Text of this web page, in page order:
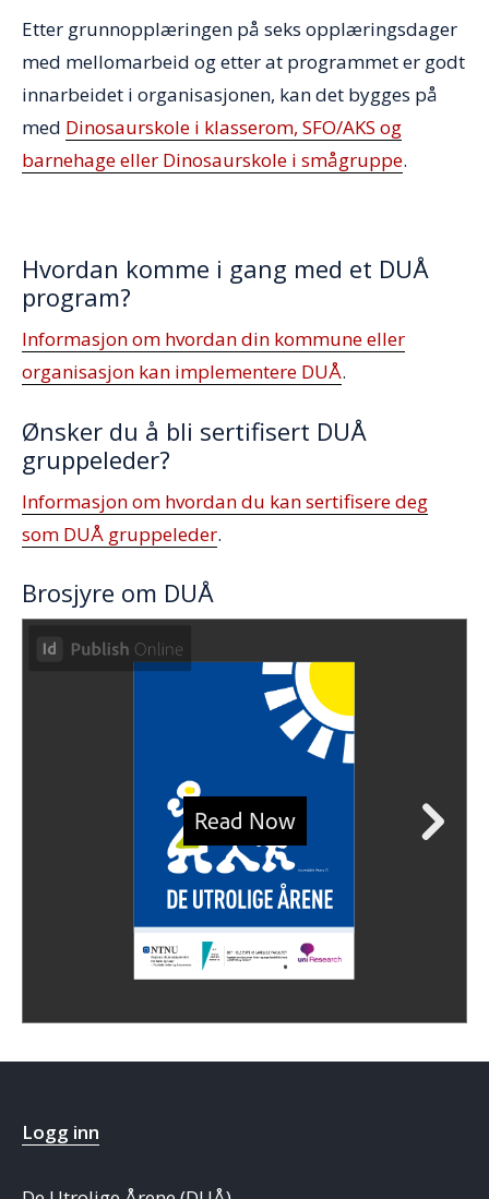
Etter grunnopplæringen på seks opplæringsdager
med mellomarbeid og etter at programmet er godt
innarbeidet i organisasjonen, kan det bygges på
med Dinosaurskole i klasserom, SFO/AKS og
barnehage eller Dinosaurskole i smågruppe.
Hvordan komme i gang med et DUÅ
program?
Informasjon om hvordan din kommune eller
organisasjon kan implementere DUÅ.
Ønsker du å bli sertifisert DUÅ
gruppeleder?
Informasjon om hvordan du kan sertifisere deg
som DUÅ gruppeleder.
Brosjyre om DUÅ
Logg inn